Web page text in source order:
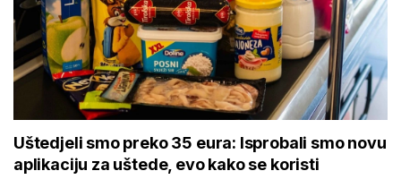
Uštedjeli smo preko 35 eura: Isprobali smo novu
aplikaciju za uštede, evo kako se koristi